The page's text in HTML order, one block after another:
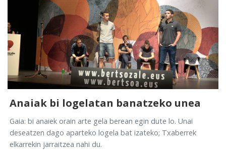
Anaiak bi logelatan banatzeko unea
Gaia: bi anaiek orain arte gela berean egin dute lo. Unai
deseatzen dago aparteko logela bat izateko; Txaberrek
elkarrekin jarraitzea nahi du.